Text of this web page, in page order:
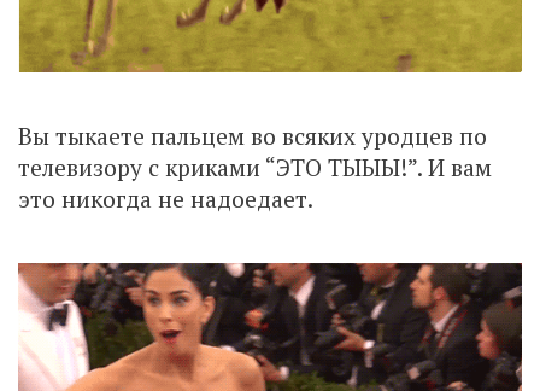
Вы тыкаете пальцем во всяких уродцев по
телевизору с криками “ЭТО ТЫЫЫ!”. И вам
это никогда не надоедает.